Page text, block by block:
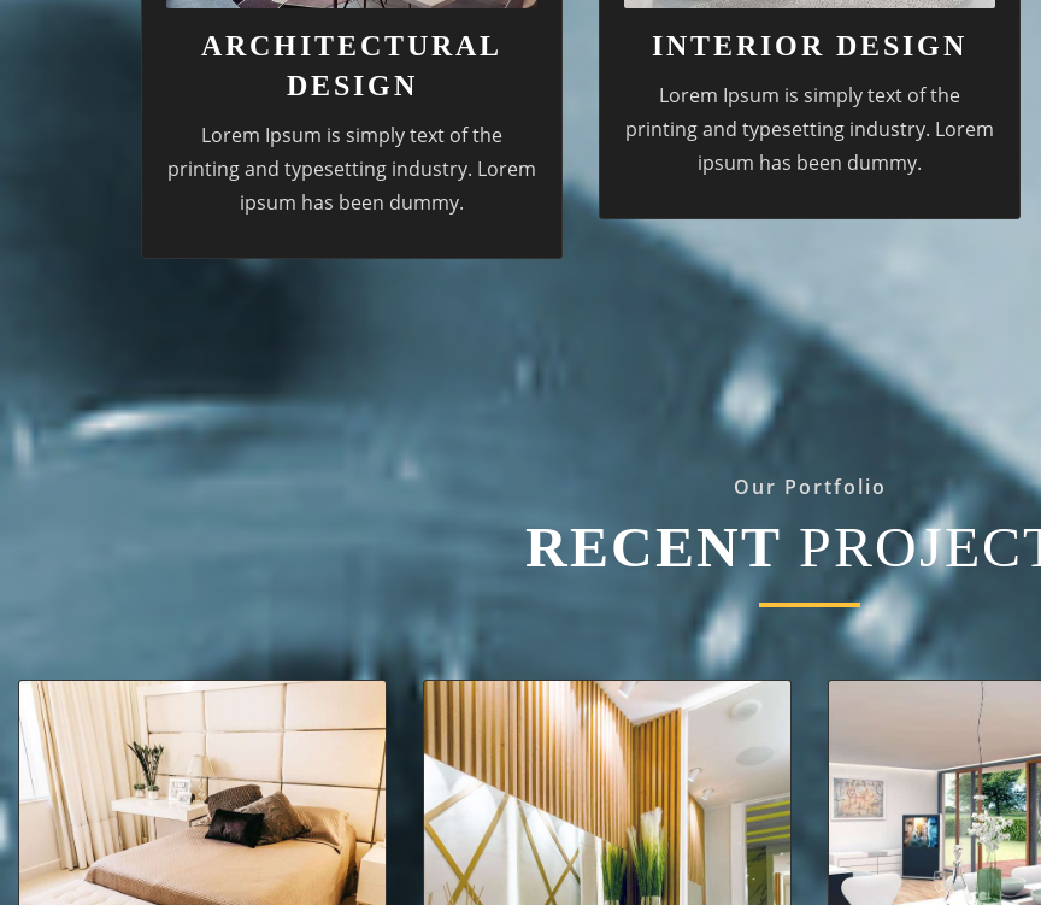
ARCHITECTURAL
DESIGN
Lorem Ipsum is simply text of the
printing and typesetting industry. Lorem
ipsum has been dummy.
INTERIOR DESIGN
Lorem Ipsum is simply text of the
printing and typesetting industry. Lorem
ipsum has been dummy.
Our Portfolio
RECENT